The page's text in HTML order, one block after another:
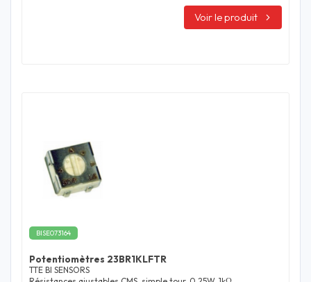
Voir le produit
BISE073164
Potentiomètres 23BR1KLFTR
TTE BI SENSORS